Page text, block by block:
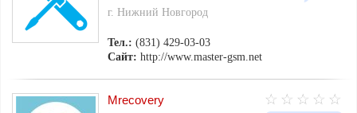
г. Нижний Новгород
Тел.:(831) 429-03-03
Сайт: http://www.master-gsm.net
Mrecovery